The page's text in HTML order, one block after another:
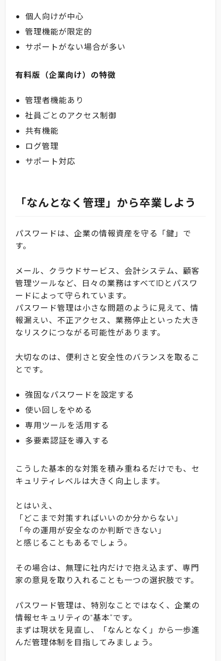
個人向けが中心
管理機能が限定的
サポートがない場合が多い
有料版（企業向け）の特徴
管理者機能あり
社員ごとのアクセス制御
共有機能
ログ管理
サポート対応
「なんとなく管理」から卒業しよう
パスワードは、企業の情報資産を守る「鍵」で
す。
メール、クラウドサービス、会計システム、顧客
管理ツールなど、日々の業務はすべてIDとパスワ
ードによって守られています。
パスワード管理は小さな問題のように見えて、情
報漏えい、不正アクセス、業務停止といった大き
なリスクにつながる可能性があります。
大切なのは、便利さと安全性のバランスを取るこ
とです。
強固なパスワードを設定する
使い回しをやめる
専用ツールを活用する
多要素認証を導入する
こうした基本的な対策を積み重ねるだけでも、セ
キュリティレベルは大きく向上します。
とはいえ、
「どこまで対策すればいいのか分からない」
「今の運用が安全なのか判断できない」
と感じることもあるでしょう。
その場合は、無理に社内だけで抱え込まず、専門
家の意見を取り入れることも一つの選択肢です。
パスワード管理は、特別なことではなく、企業の
情報セキュリティの“基本”です。
まずは現状を見直し、「なんとなく」から一歩進
んだ管理体制を目指してみましょう。